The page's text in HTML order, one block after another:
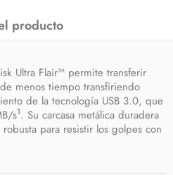
producto
Ultra Flair™ permite transferir
menos tiempo transfiriendo
de la tecnología USB 3.0, que
s1. Su carcasa metálica duradera
para resistir los golpes con